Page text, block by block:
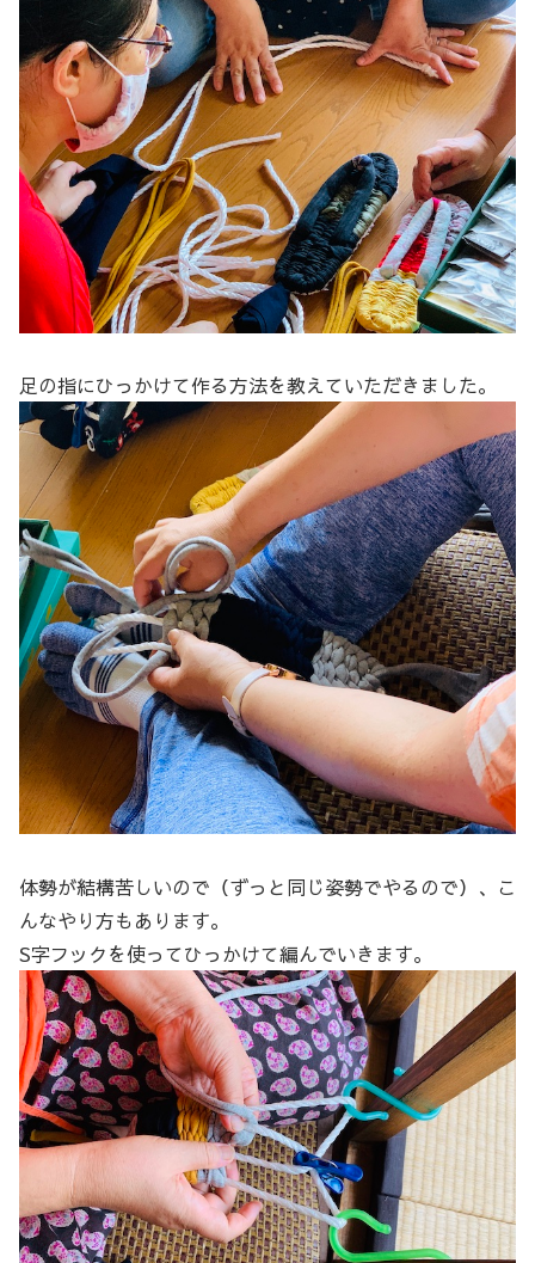
足の指にひっかけて作る方法を教えていただきました。
体勢が結構苦しいので（ずっと同じ姿勢でやるので）、こ
んなやり方もあります。
S字フックを使ってひっかけて編んでいきます。